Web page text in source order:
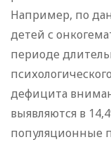
Например, по
детей с
периоде
дефицита
выявляются в
популяционные